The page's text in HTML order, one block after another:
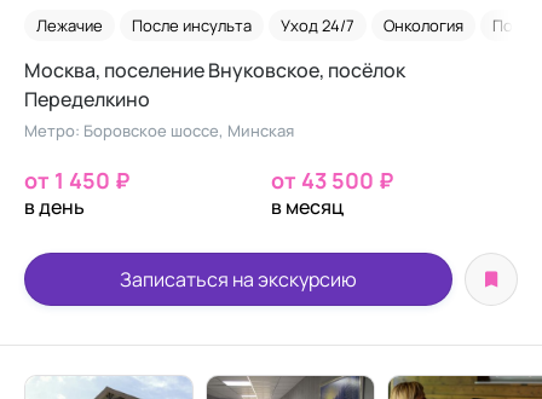
Лежачие После инсульта Уход 24/7 Онкология
Москва, поселение Внуковское, посёлок
Переделкино
Метро: Боровское шоссе, Минская
от 1 450 ₽
в день
от 43 500 ₽
в месяц
Записаться на экскурсию